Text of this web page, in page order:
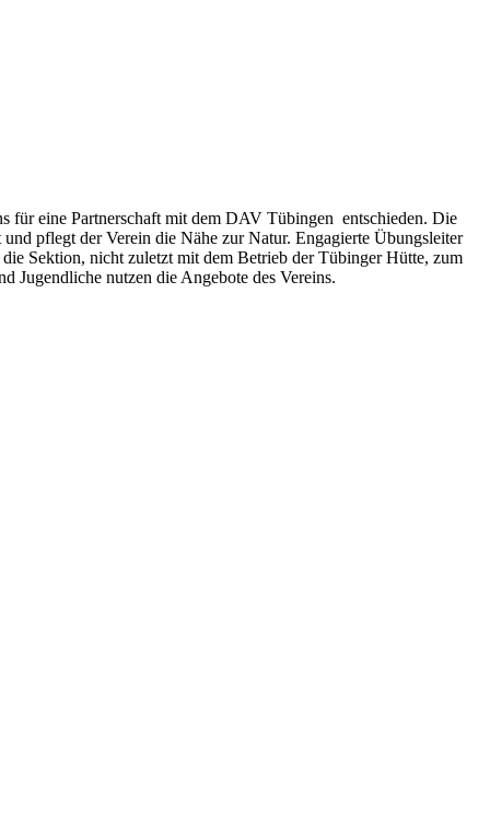
für eine Partnerschaft mit dem DAV Tübingen entschieden. Die
pflegt der Verein die Nähe zur Natur. Engagierte Übungsleiter
Sektion, nicht zuletzt mit dem Betrieb der Tübinger Hütte, zum
Jugendliche nutzen die Angebote des Vereins.